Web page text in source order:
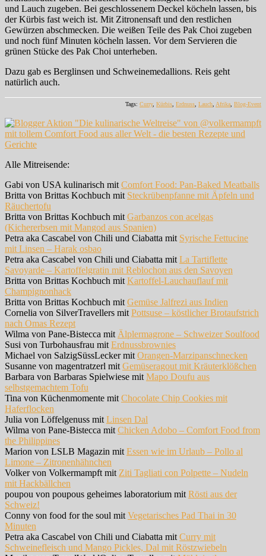
und Lauch zugeben. Bei geschlossenem Deckel köcheln lassen, bis
der Kürbis fast weich ist. Mit Zitronensaft und den restlichen
Gewürzen abschmecken. Die weißen Teile des Pak Choi zugeben
und noch fünf Minuten köcheln lassen. Vor dem Servieren die
grünen Stücke des Pak Choi unterheben.
Dazu gab es Berglinsen und Schweinemedallions. Reis geht
natürlich auch.
Tags: Curry, Kürbis Erdnuss Lauch Afrika Blog-Event
Alle Mitreisende:
Gabi von USA kulinarisch mit Comfort Food: Pan-Baked Meatballs
Britta von Brittas Kochbuch mit Steckrübenpfanne mit Äpfeln und
Räuchertofu
Britta von Brittas Kochbuch mit Garbanzos con acelgas
(Kichererbsen mit Mangod aus Spanien)
Petra aka Cascabel von Chili und Ciabatta mit Syrische Fettucine
mit Linsen – Harak osbao
Petra aka Cascabel von Chili und Ciabatta mit La Tartiflette
Savoyarde – Kartoffelgratin mit Reblochon aus den Savoyen
Britta von Brittas Kochbuch mit Kartoffel-Lauchauflauf mit
Champignonhack
Britta von Brittas Kochbuch mit Gemüse Jalfrezi aus Indien
Cornelia von SilverTravellers mit Pottsuse – köstlicher Brotaufstrich
nach Omas Rezept
Wilma von Pane-Bistecca mit Älplermagrone – Schweizer Soulfood
Susi von Turbohausfrau mit Erdnussbrownies
Michael von SalzigSüssLecker mit Orangen-Marzipanschnecken
Susanne von magentratzerl mit Gemüseragout mit Kräuterklößchen
Barbara von Barbaras Spielwiese mit Mapo Doufu aus
selbstgemachtem Tofu
Tina von Küchenmomente mit Chocolate Chip Cookies mit
Haferflocken
Julia von Löffelgenuss mit Linsen Dal
Wilma von Pane-Bistecca mit Chicken Adobo – Comfort Food from
the Philippines
Marion von LSLB Magazin mit Essen wie im Urlaub – Pollo al
Limone – Zitronenhähnchen
Volker von Volkermampft mit Ziti Tagliati con Polpette – Nudeln
mit Hackbällchen
poupou von poupous geheimes laboratorium mit Rösti aus der
Schweiz!
Conny von food for the soul mit Vegetarisches Pad Thai in 30
Minuten
Petra aka Cascabel von Chili und Ciabatta mit Curry mit
Schweinefleisch und Mango Pickles, Dal mit Röstzwiebeln